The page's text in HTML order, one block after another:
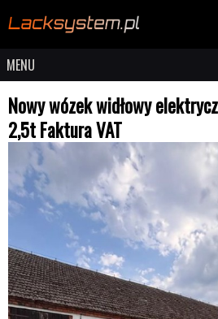
MENU
Nowy wózek widłowy
2,5t Faktura VAT